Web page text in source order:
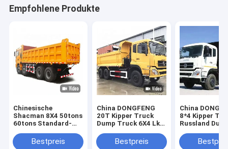
Empfohlene Produkte
Chinesische
Shacman 8X4 50tons
60tons Standard-
Abmessungen
Bestpreis
China DONGFENG
20T Kipper Truck
Dump Truck 6X4 Lkw
Bestpreis
China
8*4 Kipper
Russland
Truck